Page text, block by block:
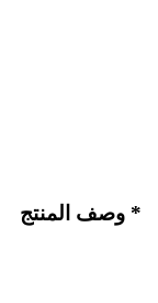
* وصف المنتج